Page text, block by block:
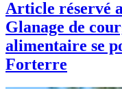
Article réservé
Glanage de
alimentaire se
Forterre